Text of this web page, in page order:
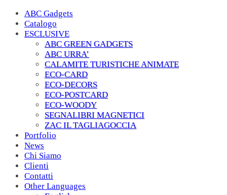
ABC Gadgets
Catalogo
ESCLUSIVE
ABC GREEN GADGETS
ABC URRA’
CALAMITE TURISTICHE ANIMATE
ECO-CARD
ECO-DECORS
ECO-POSTCARD
ECO-WOODY
SEGNALIBRI MAGNETICI
ZAC IL TAGLIAGOCCIA
Portfolio
News
Chi Siamo
Clienti
Contatti
Other Languages